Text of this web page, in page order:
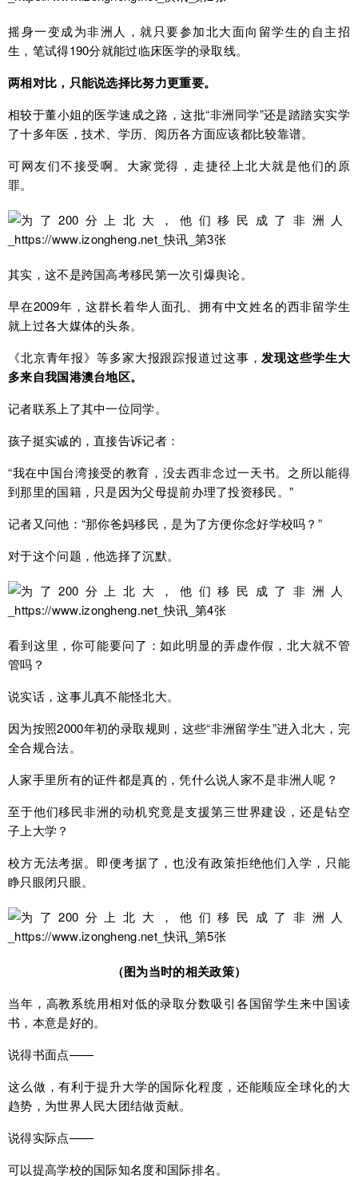
摇身一变成为非洲人，就只要参加北大面向留学生的自主招
生，笔试得190分就能过临床医学的录取线。
两相对比，只能说选择比努力更重要。
相较于董小姐的医学速成之路，这批“非洲同学”还是踏踏实实学
了十多年医，技术、学历、阅历各方面应该都比较靠谱。
可网友们不接受啊。大家觉得，走捷径上北大就是他们的原
罪。
其实，这不是跨国高考移民第一次引爆舆论。
早在2009年，这群长着华人面孔、拥有中文姓名的西非留学生
就上过各大媒体的头条。
《北京青年报》等多家大报跟踪报道过这事，发现这些学生大
多来自我国港澳台地区。
记者联系上了其中一位同学。
孩子挺实诚的，直接告诉记者：
“我在中国台湾接受的教育，没去西非念过一天书。之所以能得
到那里的国籍，只是因为父母提前办理了投资移民。”
记者又问他：“那你爸妈移民，是为了方便你念好学校吗？”
对于这个问题，他选择了沉默。
看到这里，你可能要问了：如此明显的弄虚作假，北大就不管
管吗？
说实话，这事儿真不能怪北大。
因为按照2000年初的录取规则，这些“非洲留学生”进入北大，完
全合规合法。
人家手里所有的证件都是真的，凭什么说人家不是非洲人呢？
至于他们移民非洲的动机究竟是支援第三世界建设，还是钻空
子上大学？
校方无法考据。即便考据了，也没有政策拒绝他们入学，只能
睁只眼闭只眼。
（图为当时的相关政策）
当年，高教系统用相对低的录取分数吸引各国留学生来中国读
书，本意是好的。
说得书面点——
这么做，有利于提升大学的国际化程度，还能顺应全球化的大
趋势，为世界人民大团结做贡献。
说得实际点——
可以提高学校的国际知名度和国际排名。